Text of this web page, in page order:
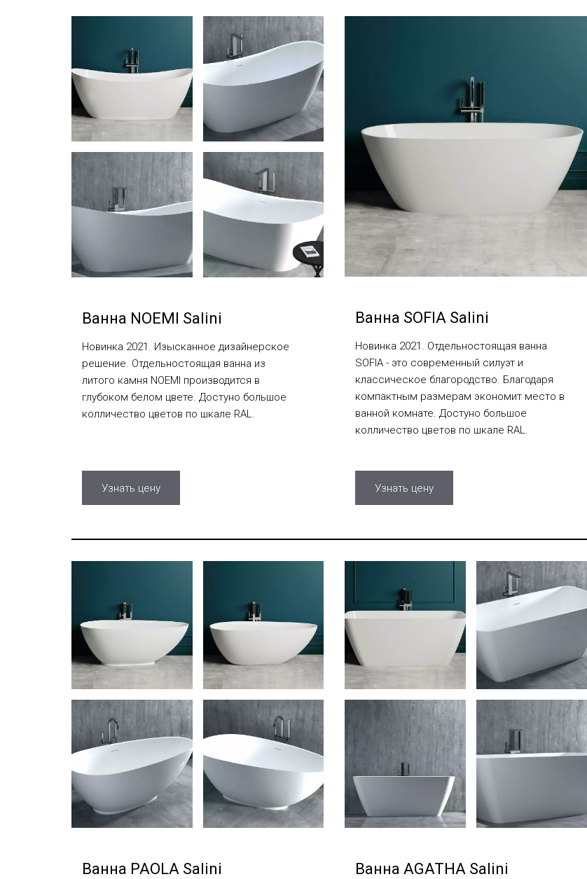
Ванна NOEMI Salini
Новинка 2021. Изысканное дизайнерское
решение. Отдельностоящая ванна из
литого камня NOEMI производится в
глубоком белом цвете. Достуно большое
колличество цветов по шкале RAL.
Узнать цену
Ванна SOFIA Salini
Новинка 2021. Отдельностоящая ванна
SOFIA - это современный силуэт и
классическое благородство. Благодаря
компактным размерам экономит место в
ванной комнате. Достуно большое
колличество цветов по шкале RAL.
Узнать цену
Ванна PAOLA Salini Ванна AGATHA Salini